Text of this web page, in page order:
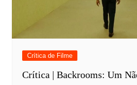
Crítica de Filme
Crítica | Backrooms: Um